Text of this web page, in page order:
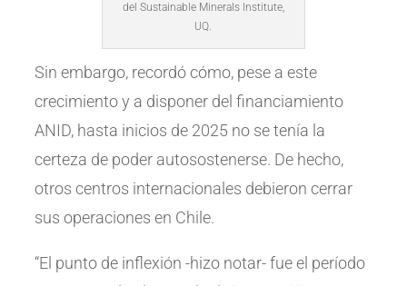
del Sustainable Minerals Institute,
UQ.
Sin embargo, recordó cómo, pese a este
crecimiento y a disponer del financiamiento
ANID, hasta inicios de 2025 no se tenía la
certeza de poder autosostenerse. De hecho,
otros centros internacionales debieron cerrar
sus operaciones en Chile.
“El punto de inflexión -hizo notar- fue el período